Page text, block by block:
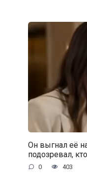
Он выгнал её
подозревал,
0 403